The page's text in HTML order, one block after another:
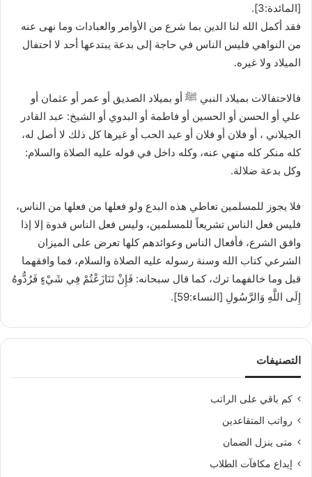
[المائدة:3].
فقد أكمل الله لنا الدين بما شرع من الأوامر والعبادات وما نهى عنه
من النواهي فليس الناس في حاجة إلى بدعة يبتدعها أحد لا احتفال
الميلاد ولا غيره.
فالاحتفالات بميلاد النبي ﷺ أو بميلاد الصديق أو عمر أو عثمان أو
علي أو الحسن أو الحسين أو فاطمة أو البدوي أو الشيخ: عبد القادر
الجيلاني ، أو فلان أو فلان أو عيد الحب أو غيرها كل ذلك لا أصل له،
كله منكر كله منهي عنه، وكله داخل في قوله عليه الصلاة والسلام:
وكل بدعة ضلالة.
فلا يجوز للمسلمين تعاطي هذه البدع ولو فعلها من فعلها من الناس،
فليس فعل الناس تشريعاً للمسلمين، وليس فعل الناس قدوة إلا إذا
وافق الشرع، فأفعال الناس وعوائدهم كلها تعرض على الميزان
الشرعي كتاب الله وسنة رسوله عليه الصلاة والسلام، فما وافقهما
قبل وما خالفهما ترك، كما قال سبحانه: فَإِنْ تَنَازَعْتُمْ فِي شَيْءٍ فَرُدُّوهُ
إِلَى اللَّهِ وَالرَّسُولِ [النساء:59].
التصنيفات
كم باقي على الراتب
رواتب المتقاعدين
متى ينزل الضمان
إيداع مكافآت الطلاب